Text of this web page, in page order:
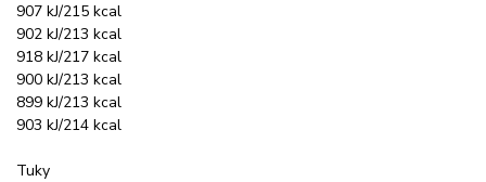
907 kJ/215 kcal
902 kJ/213 kcal
918 kJ/217 kcal
900 kJ/213 kcal
899 kJ/213 kcal
903 kJ/214 kcal
Tuky